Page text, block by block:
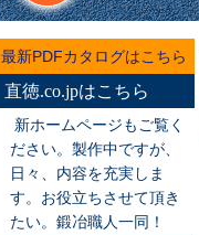
最新PDFカタログはこちら
直徳.co.jpはこちら
新ホームページもご覧く
ださい。製作中ですが、
日々、内容を充実しま
す。お役立ちさせて頂き
たい。鍛冶職人一同！